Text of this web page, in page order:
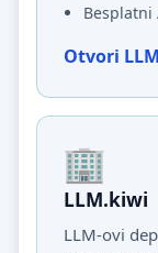
Otvori
LLM.kiwi
LLM-ovi